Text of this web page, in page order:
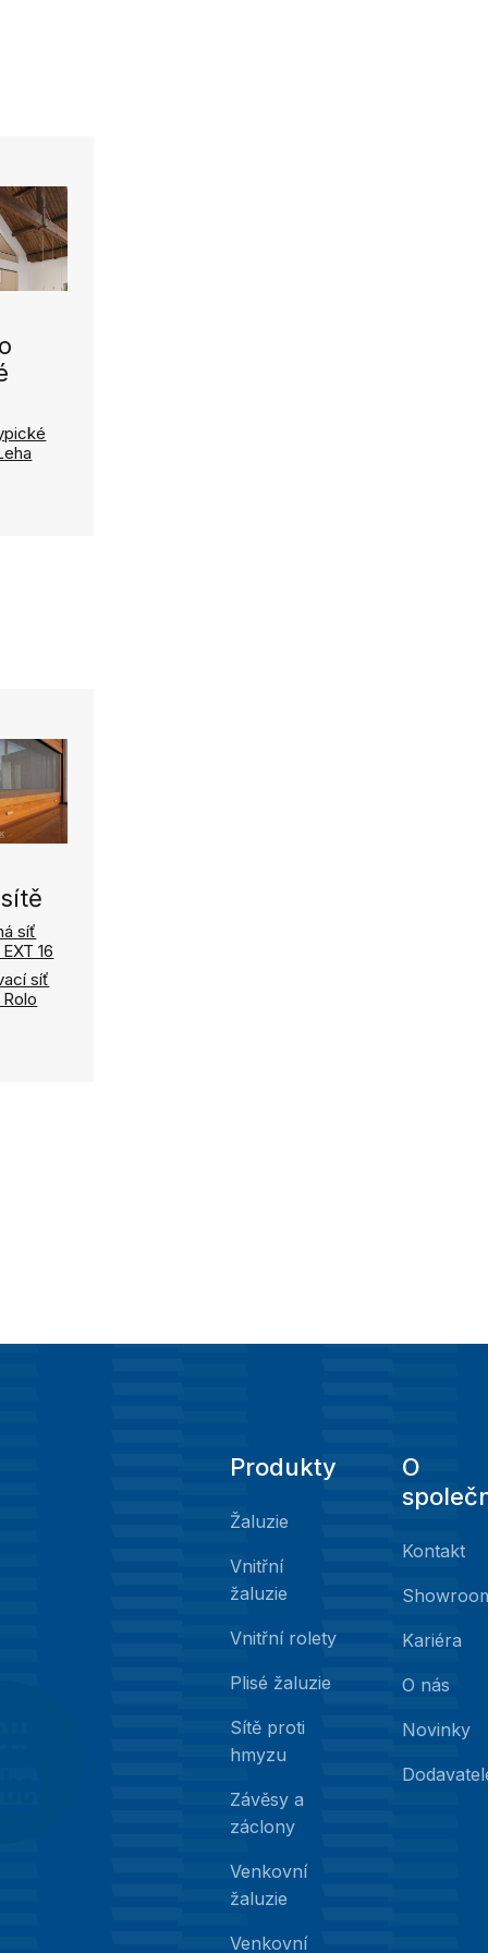
síť
16
síť
Produkty
Žaluzie
Vnitřní
žaluzie
Vnitřní rolety
Plisé žaluzie
Sítě proti
hmyzu
Závěsy a
záclony
Venkovní
žaluzie
Venkovní
O
Kontakt
Kariéra
O nás
Novinky